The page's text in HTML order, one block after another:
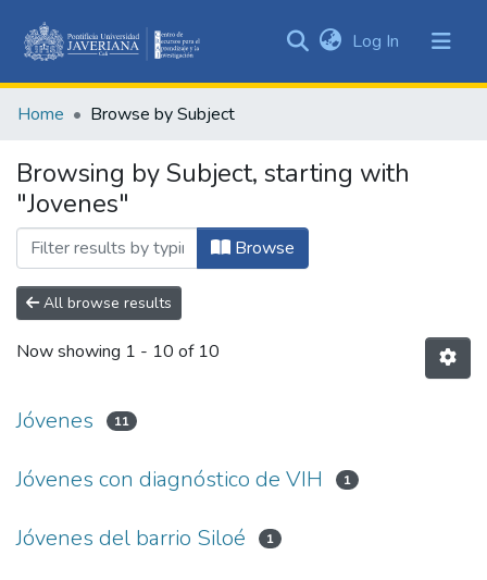
&
All of DSpace
Log In (current)
Home Browse by Subject
Browsing by Subject, starting with
"Jovenes"
Browse
All browse results
Now showing 1 - 10 of 10
Jóvenes 11
Jóvenes con diagnóstico de VIH 1
Jóvenes del barrio Siloé 1